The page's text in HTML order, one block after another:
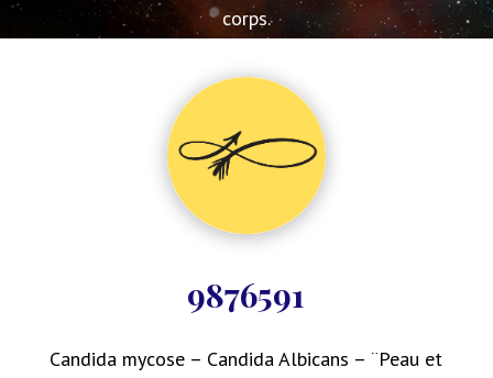
corps.
9876591
Candida mycose – Candida Albicans – ¨Peau et